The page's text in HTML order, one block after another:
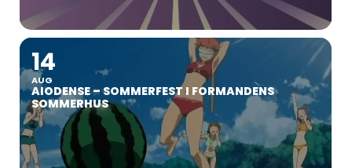
14
AUG
AIODENSE – SOMMERFEST I FORMANDENS
SOMMERHUS